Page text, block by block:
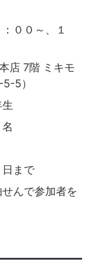
００～、１
店 7階 ミキモ
5）
まで
んで参加者を